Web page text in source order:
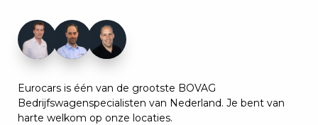
Eurocars is één van de grootste BOVAG
Bedrijfswagenspecialisten van Nederland. Je bent van
harte welkom op onze locaties.